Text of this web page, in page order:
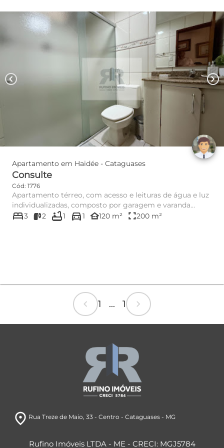
chevron_left chevron_right
Apartamento em Haidée - Cataguases
Consulte
Cód: 1776
Apartamento térreo, com acesso e leituras de água e luz
individualizadas, composto por garagem e varanda
frontal, sala, ...
bed3 2 bathtub1 directions_car1 other_houses120 m² fullscreen200 m²
chevron_left 1 ... 1 chevron_right
room Rua Treze de Maio, 33- Centro - Cataguases- MG
Rufino Imóveis LTDA - ME - CRECI: MGJ5784